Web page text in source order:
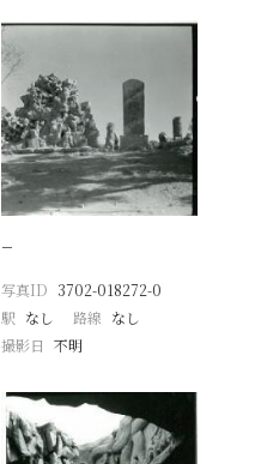
−
写真ID 3702-018272-0
駅 なし 路線 なし
撮影日 不明